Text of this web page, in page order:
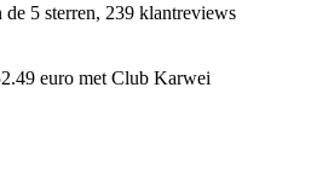
5 sterren, 239 klantreviews
euro met Club Karwei